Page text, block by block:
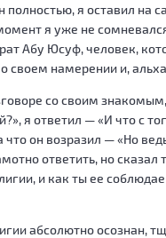
полностью, я оставил на
я уже не
Абу Юсуф, человек,
своем намерении и,
со своим
я ответил — «И что с
что он возразил — «Но
ответить, но сказал
и как ты ее
абсолютно осознан,